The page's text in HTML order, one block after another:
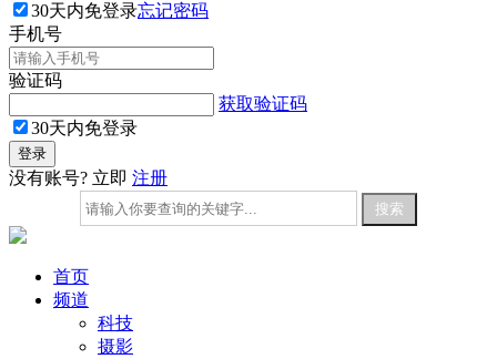
30天内免登录忘记密码
手机号
验证码
获取验证码
30天内免登录
没有账号? 立即 注册
首页
频道
科技
摄影